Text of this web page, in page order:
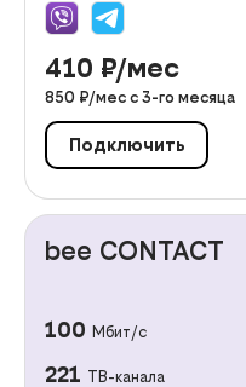
410 ₽/мес
850 ₽/мес с 3-го месяца
Подключить
bee CONTACT
100 Мбит/с
221 ТВ-канала